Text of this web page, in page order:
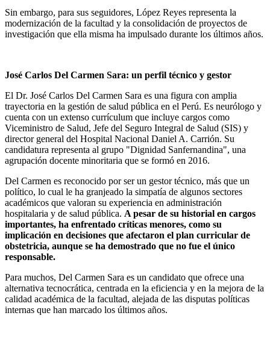
Sin embargo, para sus seguidores, López Reyes representa la
modernización de la facultad y la consolidación de proyectos de
investigación que ella misma ha impulsado durante los últimos años.
José Carlos Del Carmen Sara: un perfil técnico y gestor
El Dr. José Carlos Del Carmen Sara es una figura con amplia
trayectoria en la gestión de salud pública en el Perú. Es neurólogo y
cuenta con un extenso currículum que incluye cargos como
Viceministro de Salud, Jefe del Seguro Integral de Salud (SIS) y
director general del Hospital Nacional Daniel A. Carrión. Su
candidatura representa al grupo "Dignidad Sanfernandina", una
agrupación docente minoritaria que se formó en 2016.
Del Carmen es reconocido por ser un gestor técnico, más que un
político, lo cual le ha granjeado la simpatía de algunos sectores
académicos que valoran su experiencia en administración
hospitalaria y de salud pública. A pesar de su historial en cargos
importantes, ha enfrentado críticas menores, como su
implicación en decisiones que afectaron el plan curricular de
obstetricia, aunque se ha demostrado que no fue el único
responsable.
Para muchos, Del Carmen Sara es un candidato que ofrece una
alternativa tecnocrática, centrada en la eficiencia y en la mejora de la
calidad académica de la facultad, alejada de las disputas políticas
internas que han marcado los últimos años.